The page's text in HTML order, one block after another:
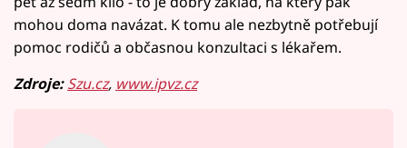
mohou doma navázat. K tomu ale nezbytně potřebují
pomoc rodičů a občasnou konzultaci s lékařem.
Zdroje: Szu.cz, www.ipvz.cz